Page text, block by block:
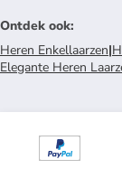
Ontdek ook:
Heren Enkellaarzen|
Elegante Heren